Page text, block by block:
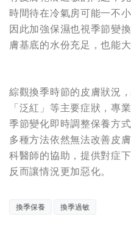
時間待在冷氣房可能一不
因此加強保濕也視季節變
膚基底的水份充足，也能
綜觀換季時節的皮膚狀況
「泛紅」等主要症狀，專
季節變化即時調整保養方
多種方法依然無法改善皮
科醫師的協助，提供對症
反而讓情況更加惡化。
換季保養 換季過敏